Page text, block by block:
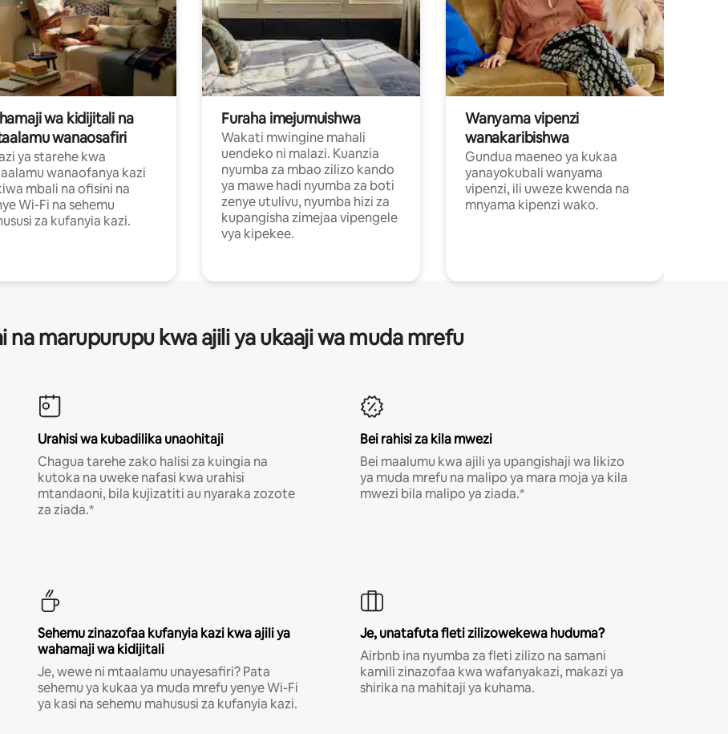
wa kidijitali na
wanaosafiri
ya starehe kwa
wanaofanya kazi
mbali na ofisini na
Wi-Fi na sehemu
za kufanyia kazi.
Furaha imejumuishwa
Wakati mwingine mahali
uendeko ni malazi. Kuanzia
nyumba za mbao zilizo kando
ya mawe hadi nyumba za boti
zenye utulivu, nyumba hizi za
kupangisha zimejaa vipengele
vya kipekee.
Wanyama vipenzi
wanakaribishwa
Gundua maeneo ya kukaa
yanayokubali wanyama
vipenzi, ili uweze kwenda na
mnyama kipenzi wako.
na marupurupu kwa ajili ya ukaaji wa muda mrefu
Urahisi wa kubadilika unaohitaji
Chagua tarehe zako halisi za kuingia na
kutoka na uweke nafasi kwa urahisi
mtandaoni, bila kujizatiti au nyaraka zozote
za ziada.*
Bei rahisi za kila mwezi
Bei maalumu kwa ajili ya upangishaji wa likizo
ya muda mrefu na malipo ya mara moja ya kila
mwezi bila malipo ya ziada.*
Sehemu zinazofaa kufanyia kazi kwa ajili ya
wahamaji wa kidijitali
Je, wewe ni mtaalamu unayesafiri? Pata
sehemu ya kukaa ya muda mrefu yenye Wi-Fi
ya kasi na sehemu mahususi za kufanyia kazi.
Je, unatafuta fleti zilizowekewa huduma?
Airbnb ina nyumba za fleti zilizo na samani
kamili zinazofaa kwa wafanyakazi, makazi ya
shirika na mahitaji ya kuhama.